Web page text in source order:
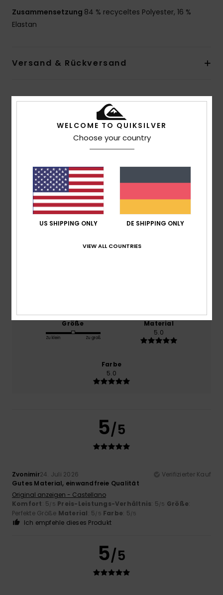
Zusammensetzung 84 % recyceltes Polyester, 16 %
Elastan
Versand & Rückversand
Kundenbewertungen
Durchschnittliche Bewertung
5.0/5
basierend auf3 verifizierten Bewertungenseit
Oktober 2025
100% unserer Kunden empfehlen dieses Produkt
5.0
Größe
Zu klein Zu groß
Material
5.0
Farbe
5.0
5/5
Zvonimir24. Juli 2026
Verifizierter Kauf
Gutes Material, einwandfreie Qualität
Original anzeigen - Castellano
Komfort: 5/5 Preis-Leistungs-Verhältnis: 5/5 Größe:
Perfekte Größe Material: 5/5 Farbe: 5/5
Ich empfehle dieses Produkt
5/5
WELCOME TO QUIKSILVER
Choose your country
US SHIPPING ONLY DE SHIPPING ONLY
VIEW ALL COUNTRIES